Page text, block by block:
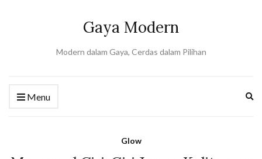
Gaya Modern
Modern dalam Gaya, Cerdas dalam Pilihan
Menu
Glow